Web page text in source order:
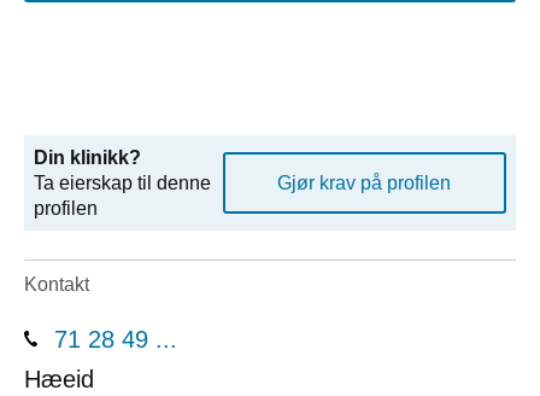
Din klinikk?
Ta eierskap til denne
profilen
Gjør krav på profilen
Kontakt
71 28 49 ...
Hæeid